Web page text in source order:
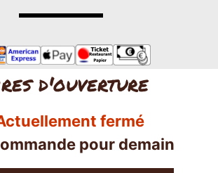
d'ouverture
fermé
pour demain